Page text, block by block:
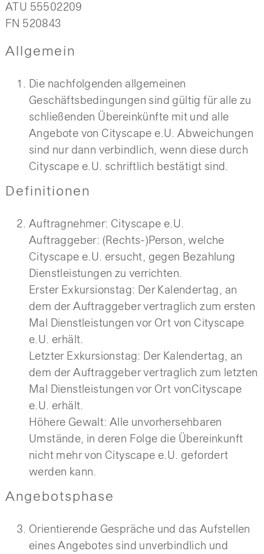
ATU 55502209
FN 520843
Allgemein
Die nachfolgenden allgemeinen
Geschäftsbedingungen sind gültig für alle zu
schließenden Übereinkünfte mit und alle
Angebote von Cityscape e.U. Abweichungen
sind nur dann verbindlich, wenn diese durch
Cityscape e.U. schriftlich bestätigt sind.
Definitionen
Auftragnehmer: Cityscape e.U.
Auftraggeber: (Rechts-)Person, welche
Cityscape e.U. ersucht, gegen Bezahlung
Dienstleistungen zu verrichten.
Erster Exkursionstag: Der Kalendertag, an
dem der Auftraggeber vertraglich zum ersten
Mal Dienstleistungen vor Ort von Cityscape
e.U. erhält.
Letzter Exkursionstag: Der Kalendertag, an
dem der Auftraggeber vertraglich zum letzten
Mal Dienstleistungen vor Ort vonCityscape
e.U. erhält.
Höhere Gewalt: Alle unvorhersehbaren
Umstände, in deren Folge die Übereinkunft
nicht mehr von Cityscape e.U. gefordert
werden kann.
Angebotsphase
Orientierende Gespräche und das Aufstellen
eines Angebotes sind unverbindlich und